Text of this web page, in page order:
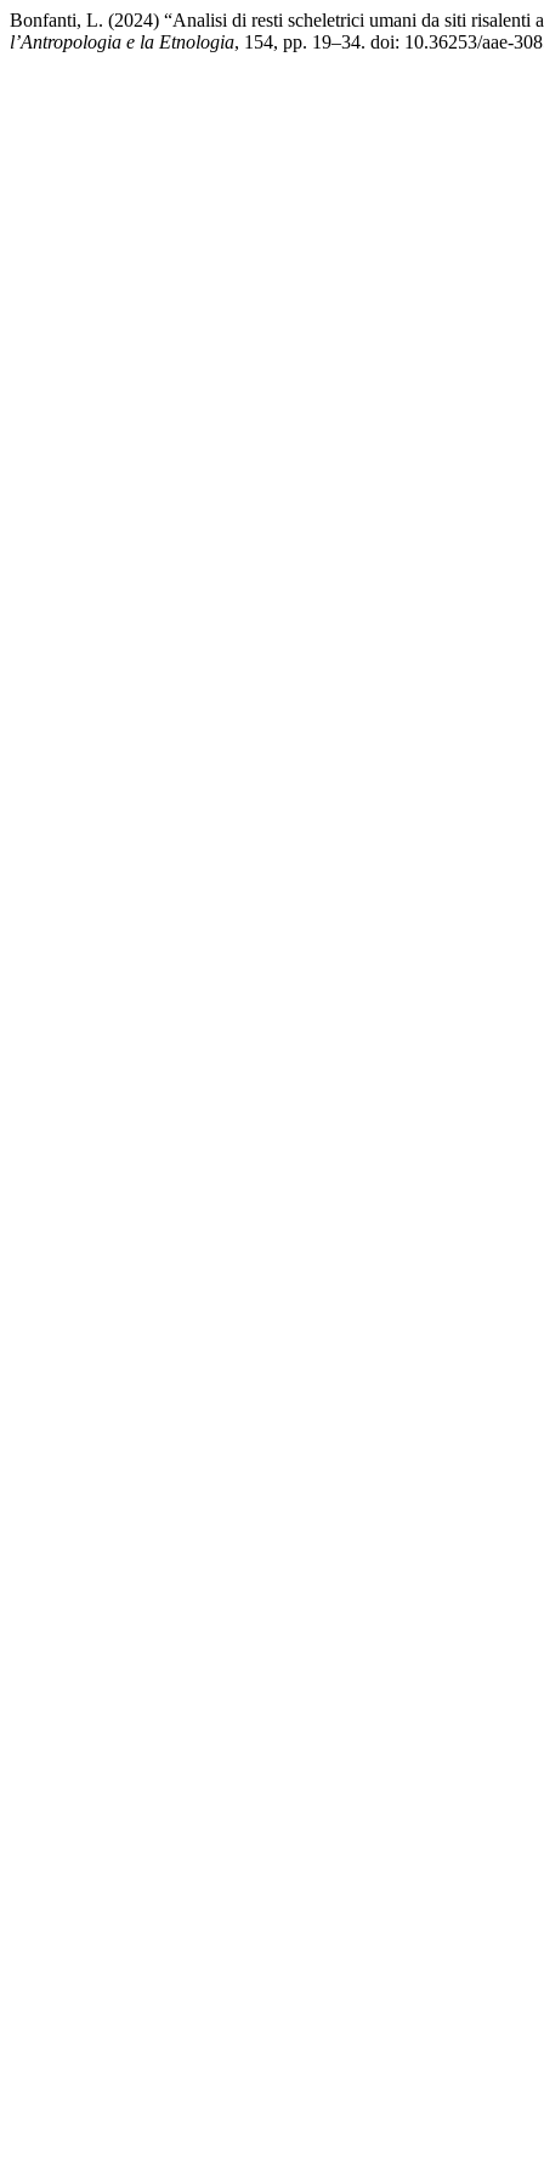
Bonfanti, L. (2024) “Analisi di resti scheletrici umani da siti risalenti
l’Antropologia e la Etnologia, 154, pp. 19–34. doi: 10.36253/aae-